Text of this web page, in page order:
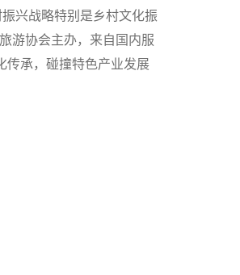
兴战略特别是乡村文化振
游协会主办，来自国内服
传承，碰撞特色产业发展